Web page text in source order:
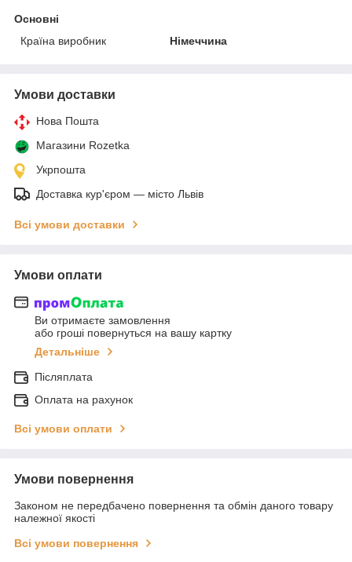
Основні
Країна виробник
Німеччина
Умови доставки
Нова Пошта
Магазини Rozetka
Укрпошта
Доставка кур'єром — місто Львів
Всі умови доставки
Умови оплати
Ви отримаєте замовлення
або гроші повернуться на вашу картку
Детальніше
Післяплата
Оплата на рахунок
Всі умови оплати
Умови повернення
Законом не передбачено повернення та обмін даного товару
належної якості
Всі умови повернення